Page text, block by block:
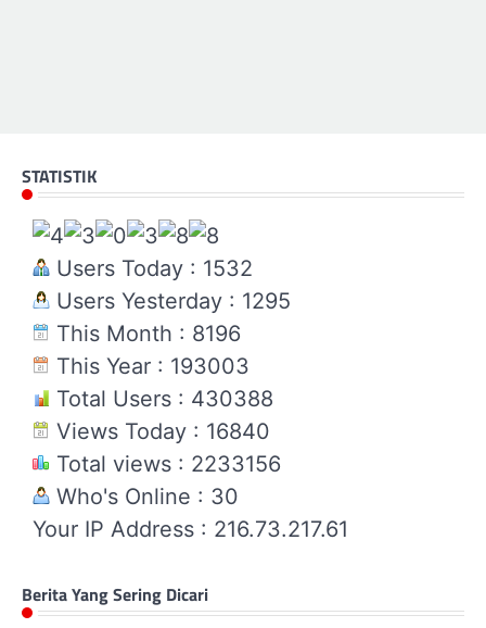
STATISTIK
Users Today : 1532
Users Yesterday : 1295
This Month : 8196
This Year : 193003
Total Users : 430388
Views Today : 16840
Total views : 2233156
Who's Online : 30
Your IP Address : 216.73.217.61
Berita Yang Sering Dicari